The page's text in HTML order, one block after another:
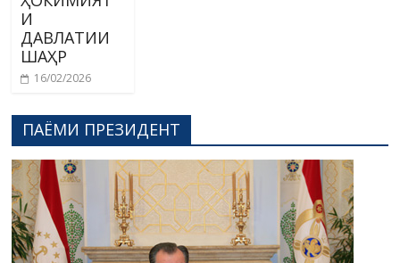
И
ДАВЛАТИИ
ШАҲР
16/02/2026
ПАЁМИ ПРЕЗИДЕНТ